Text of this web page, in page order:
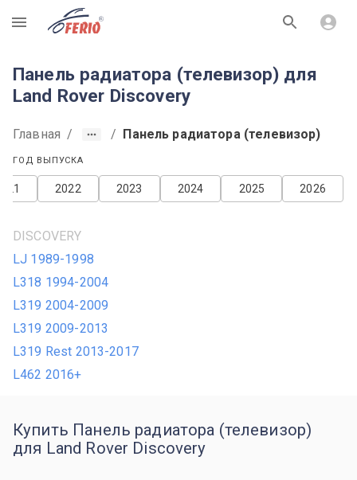
R
Панель радиатора (телевизор) для
Land Rover Discovery
Главная / / Панель радиатора (телевизор)
ГОД ВЫПУСКА
2026
2025
2024
2023
2022
DISCOVERY
LJ 1989-1998
L318 1994-2004
L319 2004-2009
L319 2009-2013
L319 Rest 2013-2017
L462 2016+
Купить Панель радиатора (телевизор)
для Land Rover Discovery